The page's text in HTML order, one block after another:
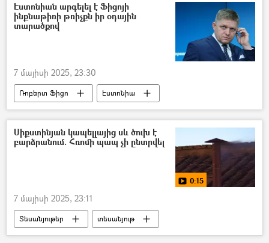
Էստոնիան արգելել է Ֆիցոյի
ինքնաթիռի թռիչքն իր օդային
տարածքով
7 մայիսի 2025, 23:30
Ռոբերտ Ֆիցո
Էստոնիա
Ռուսաստան
Հայրենական մեծ պատերազմ
Մոսկվա
Սլովակիա
Սիքստինյան կապելլայից սև ծուխ է
բարձրանում. Հռոմի պապ չի ընտրվել
0:15
7 մայիսի 2025, 23:11
Տեսանյութեր
տեսանյութ
Հռոմի պապ
Ընտրություններ